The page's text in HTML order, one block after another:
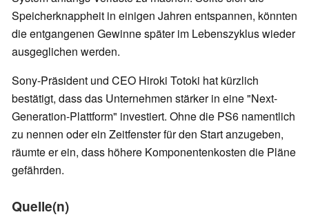
Speicherknappheit in einigen Jahren entspannen, könnten
die entgangenen Gewinne später im Lebenszyklus wieder
ausgeglichen werden.
Sony-Präsident und CEO Hiroki Totoki hat kürzlich
bestätigt, dass das Unternehmen stärker in eine "Next-
Generation-Plattform" investiert. Ohne die PS6 namentlich
zu nennen oder ein Zeitfenster für den Start anzugeben,
räumte er ein, dass höhere Komponentenkosten die Pläne
gefährden.
Quelle(n)